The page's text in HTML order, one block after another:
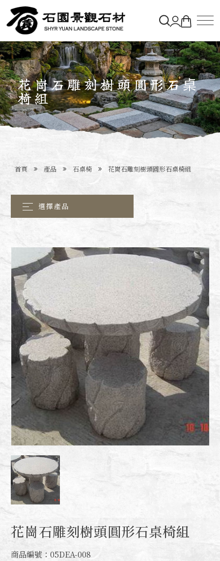
關於石園
石材&購物車
造景實績
花崗石雕刻樹頭圓形石桌
椅組
首頁 產品 石桌椅 花崗石雕刻樹頭圓形石桌椅組
花崗石雕刻樹頭圓形石桌椅組
商品編號：05DEA-008